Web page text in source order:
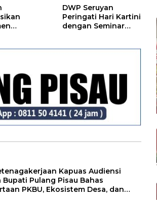
DWP Seruyan
Peringati Hari Kartini
dengan Seminar
Kapuas Audiensi
Bupati Pulang Pisau Bahas
PKBU, Ekosistem Desa, dan